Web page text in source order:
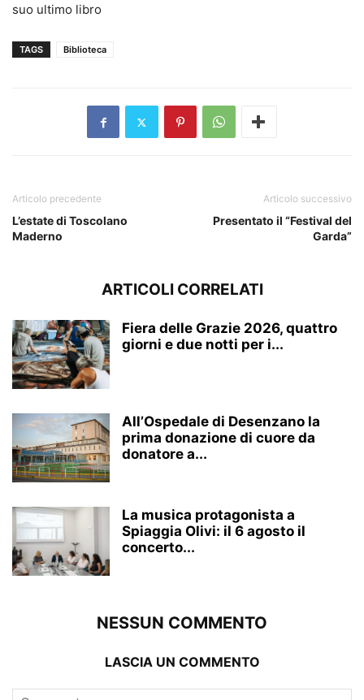
suo ultimo libro
TAGS Biblioteca
Articolo precedente
L’estate di Toscolano
Maderno
Articolo successivo
Presentato il “Festival del
Garda”
ARTICOLI CORRELATI
Fiera delle Grazie 2026, quattro
giorni e due notti per i...
All’Ospedale di Desenzano la
prima donazione di cuore da
donatore a...
La musica protagonista a
Spiaggia Olivi: il 6 agosto il
concerto...
NESSUN COMMENTO
LASCIA UN COMMENTO